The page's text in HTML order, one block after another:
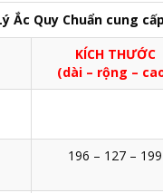
Ắc Quy Chuẩn cung
KÍCH THƯỚC
(dài – rộng –
196 – 127 – 199